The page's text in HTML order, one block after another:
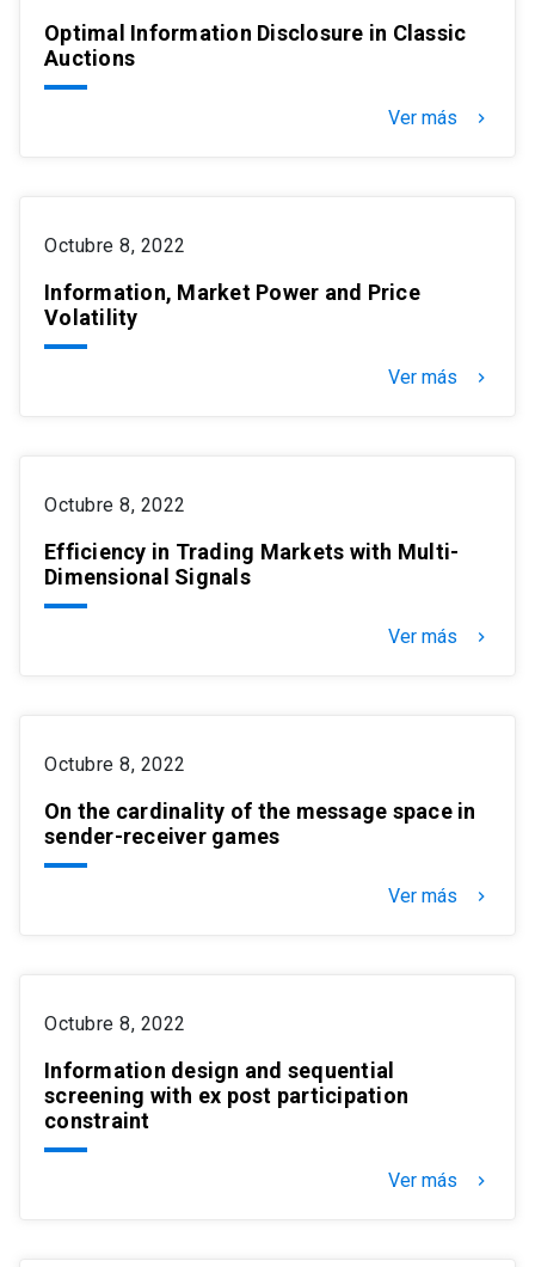
Optimal Information Disclosure in Classic
Auctions
Ver más keyboard_arrow_right
Octubre 8, 2022
Information, Market Power and Price
Volatility
Ver más keyboard_arrow_right
Octubre 8, 2022
Efficiency in Trading Markets with Multi-
Dimensional Signals
Ver más keyboard_arrow_right
Octubre 8, 2022
On the cardinality of the message space in
sender-receiver games
Ver más keyboard_arrow_right
Octubre 8, 2022
Information design and sequential
screening with ex post participation
constraint
Ver más keyboard_arrow_right